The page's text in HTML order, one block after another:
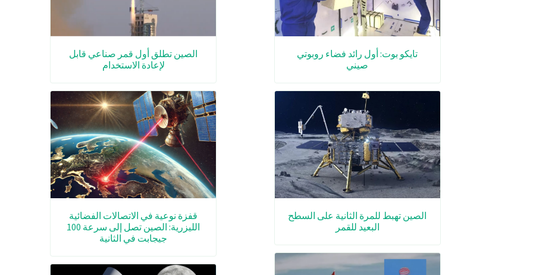
تايكو بوت: أول رائد فضاء روبوتي
صيني
الصين تهبط للمرة الثانية على السطح
البعيد للقمر
الصين تطلق أول قمر صناعي قابل
لإعادة الاستخدام
قفزة نوعية في الاتصالات الفضائية
الليزرية: الصين تصل إلى سرعة 100
جيجابت في الثانية